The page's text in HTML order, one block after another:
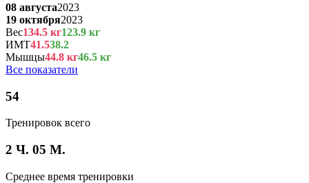
08 августа2023
19 октября2023
Вес134.5 кг123.9 кг
ИМТ41.538.2
Мышцы44.8 кг46.5 кг
Все показатели
54
Тренировок всего
2 Ч. 05 М.
Среднее время тренировки